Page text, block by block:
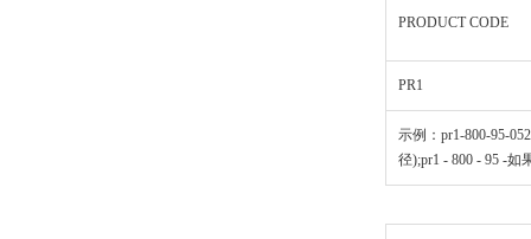
PRODUCT CODE
PR1
示例：pr1-800-95-
径);pr1 - 800 - 95 -如